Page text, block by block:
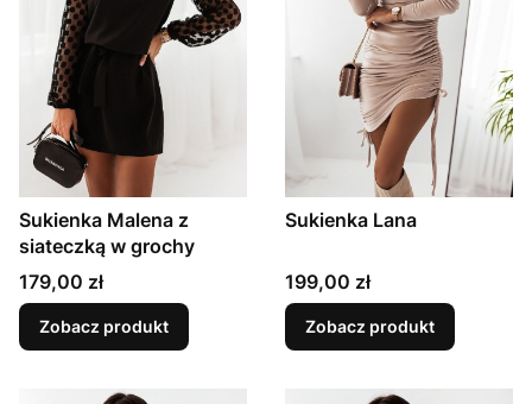
Sukienka Malena z
siateczką w grochy
Cena
179,00 zł
Zobacz produkt
Sukienka Lana
Cena
199,00 zł
Zobacz produkt